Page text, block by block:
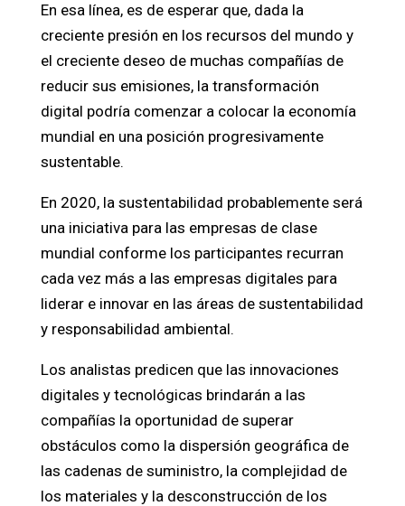
En esa línea, es de esperar que, dada la
creciente presión en los recursos del mundo y
el creciente deseo de muchas compañías de
reducir sus emisiones, la transformación
digital podría comenzar a colocar la economía
mundial en una posición progresivamente
sustentable.
En 2020, la sustentabilidad probablemente será
una iniciativa para las empresas de clase
mundial conforme los participantes recurran
cada vez más a las empresas digitales para
liderar e innovar en las áreas de sustentabilidad
y responsabilidad ambiental.
Los analistas predicen que las innovaciones
digitales y tecnológicas brindarán a las
compañías la oportunidad de superar
obstáculos como la dispersión geográfica de
las cadenas de suministro, la complejidad de
los materiales y la desconstrucción de los